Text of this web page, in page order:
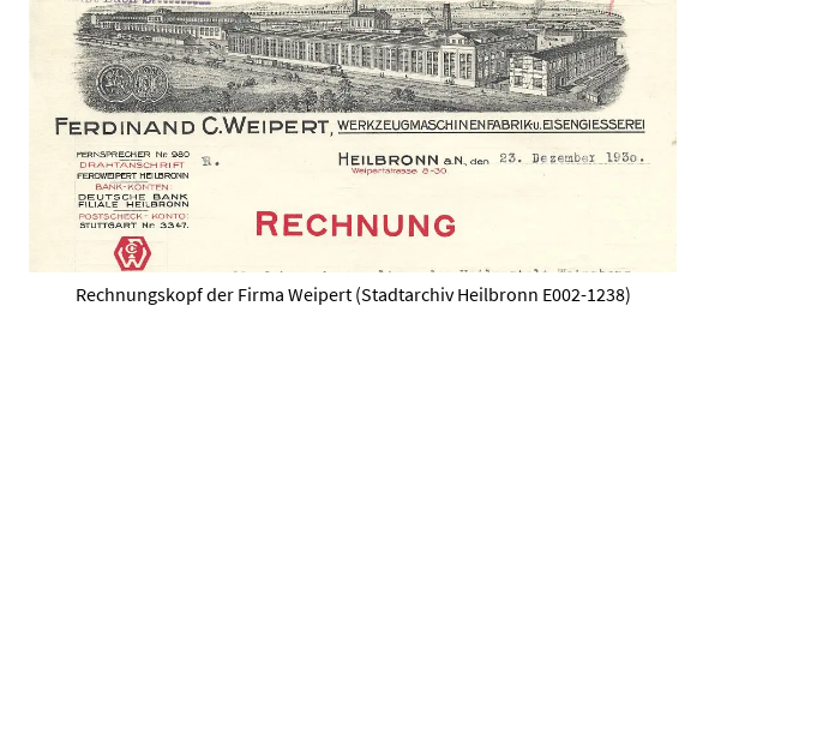
Rechnungskopf der Firma Weipert (Stadtarchiv Heilbronn E002-1238)